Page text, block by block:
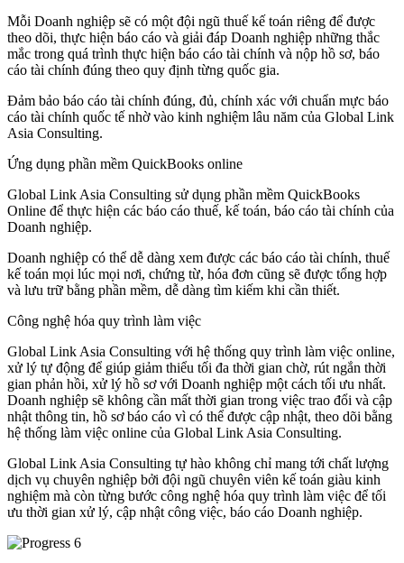
Mỗi Doanh nghiệp sẽ có một đội ngũ thuế kế toán riêng để được
theo dõi, thực hiện báo cáo và giải đáp Doanh nghiệp những thắc
mắc trong quá trình thực hiện báo cáo tài chính và nộp hồ sơ, báo
cáo tài chính đúng theo quy định từng quốc gia.
Đảm bảo báo cáo tài chính đúng, đủ, chính xác với chuẩn mực báo
cáo tài chính quốc tế nhờ vào kinh nghiệm lâu năm của Global Link
Asia Consulting.
Ứng dụng phần mềm QuickBooks online
Global Link Asia Consulting sử dụng phần mềm QuickBooks
Online để thực hiện các báo cáo thuế, kế toán, báo cáo tài chính của
Doanh nghiệp.
Doanh nghiệp có thể dễ dàng xem được các báo cáo tài chính, thuế
kế toán mọi lúc mọi nơi, chứng từ, hóa đơn cũng sẽ được tổng hợp
và lưu trữ bằng phần mềm, dễ dàng tìm kiếm khi cần thiết.
Công nghệ hóa quy trình làm việc
Global Link Asia Consulting với hệ thống quy trình làm việc online,
xử lý tự động để giúp giảm thiểu tối đa thời gian chờ, rút ngắn thời
gian phản hồi, xử lý hồ sơ với Doanh nghiệp một cách tối ưu nhất.
Doanh nghiệp sẽ không cần mất thời gian trong việc trao đổi và cập
nhật thông tin, hồ sơ báo cáo vì có thể được cập nhật, theo dõi bằng
hệ thống làm việc online của Global Link Asia Consulting.
Global Link Asia Consulting tự hào không chỉ mang tới chất lượng
dịch vụ chuyên nghiệp bởi đội ngũ chuyên viên kế toán giàu kinh
nghiệm mà còn từng bước công nghệ hóa quy trình làm việc để tối
ưu thời gian xử lý, cập nhật công việc, báo cáo Doanh nghiệp.